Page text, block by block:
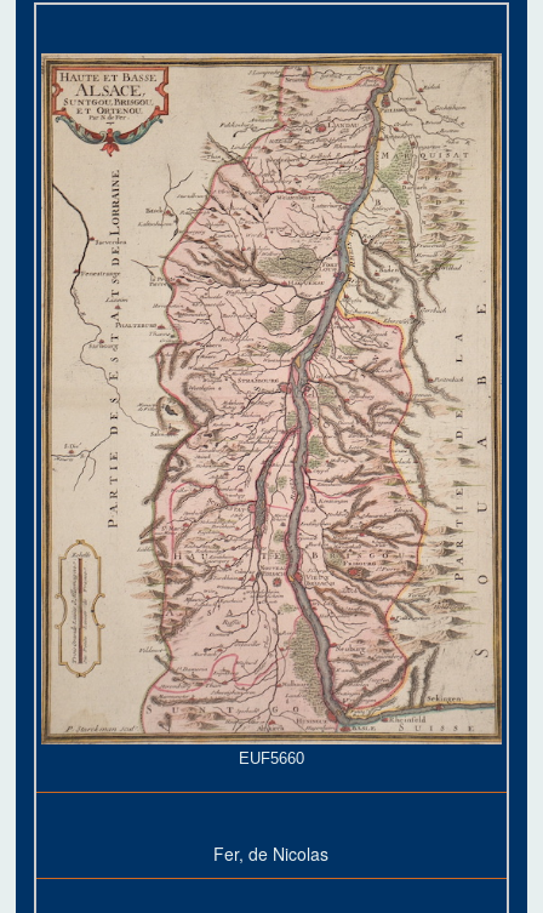
EUF5660
Fer, de Nicolas